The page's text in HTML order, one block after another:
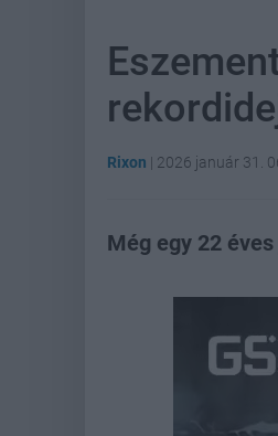
Rixon | 2026 január 31.
Még egy 22